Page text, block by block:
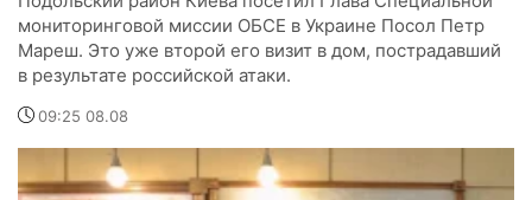
мониторинговой миссии ОБСЕ в Украине Посол Петр
Мареш. Это уже второй его визит в дом, пострадавший
в результате российской атаки.
09:25 08.08